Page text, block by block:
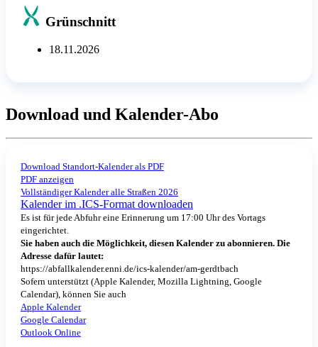
Grünschnitt
18.11.2026
Download und Kalender-Abo
Download Standort-Kalender als PDF
PDF anzeigen
Vollständiger Kalender alle Straßen 2026
Kalender im .ICS-Format downloaden
Es ist für jede Abfuhr eine Erinnerung um 17:00 Uhr des Vortags
eingerichtet.
Sie haben auch die Möglichkeit, diesen Kalender zu abonnieren. Die
Adresse dafür lautet:
https://abfallkalender.enni.de/ics-kalender/am-gerdtbach
Sofern unterstützt (Apple Kalender, Mozilla Lightning, Google
Calendar), können Sie auch
Apple Kalender
Google Calendar
Outlook Online